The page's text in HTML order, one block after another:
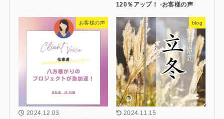
120％アップ！ -お客様の声
お客様の声
2024.12.03
blog
2024.11.15